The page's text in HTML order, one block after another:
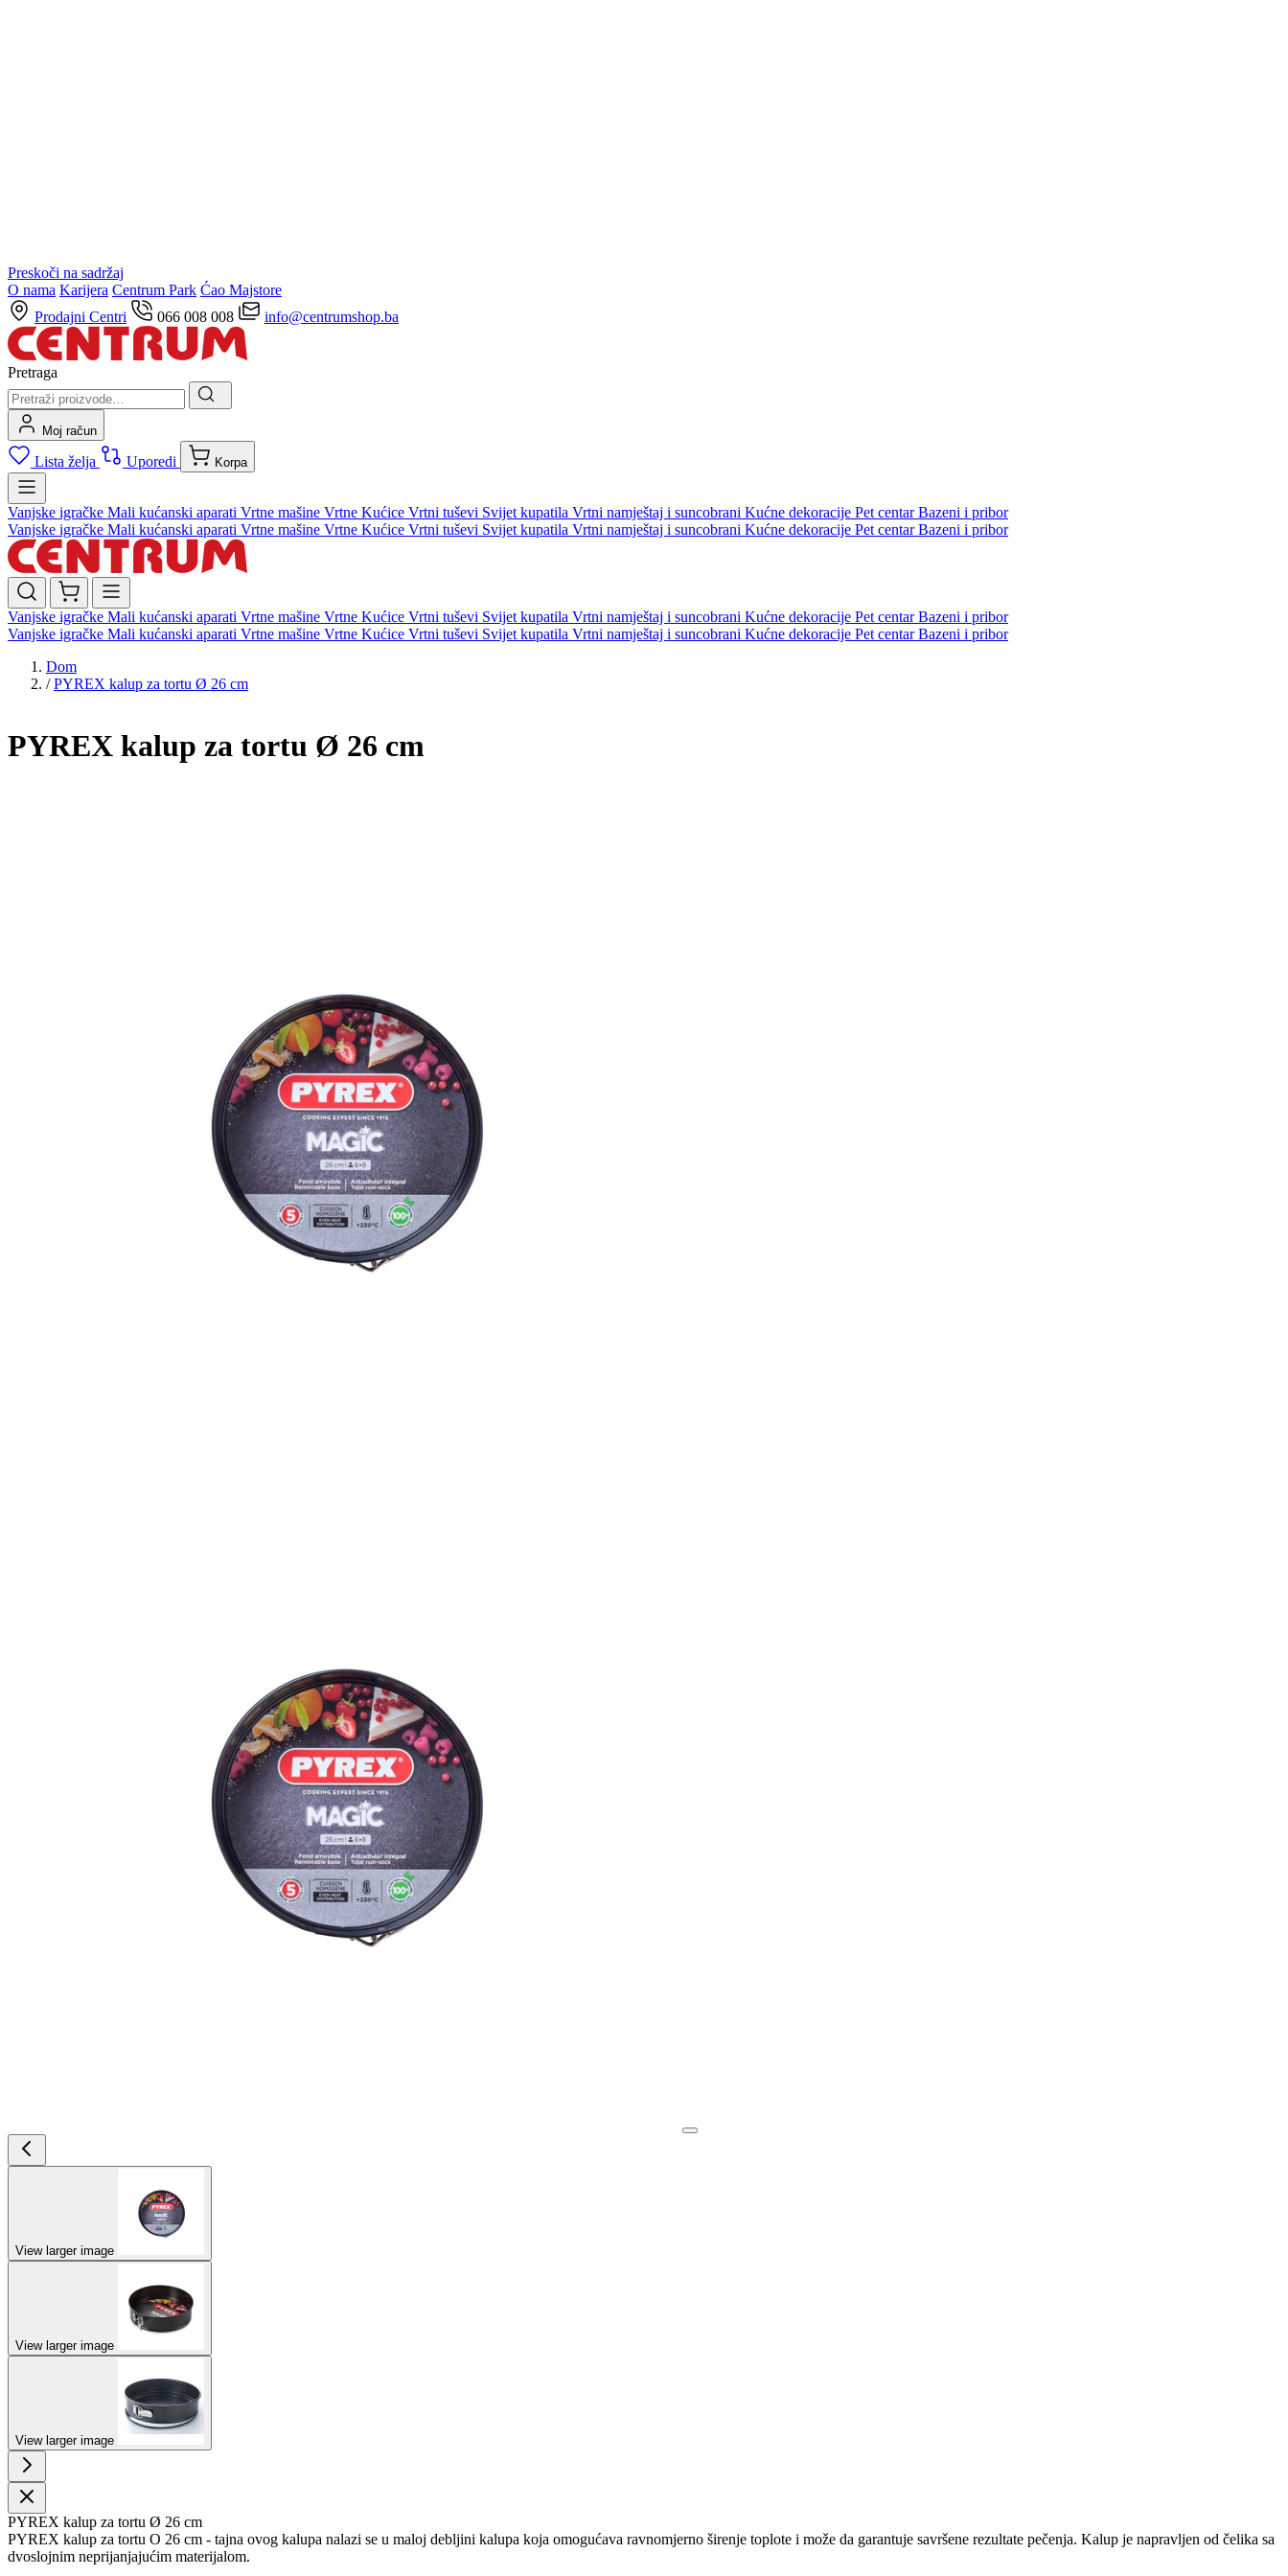
Preskoči na sadržaj
O nama Karijera Centrum Park Ćao Majstore
Prodajni Centri
066 008 008 info@centrumshop.ba
Pretraga
Moj račun
Lista želja Uporedi Korpa
Vanjske igračke Mali kućanski aparati Vrtne mašine Vrtne Kućice Vrtni tuševi Svijet kupatila Vrtni namještaj i suncobrani Kućne dekoracije Pet centarBazeni i pribor
Vanjske igračke Mali kućanski aparati Vrtne mašine Vrtne Kućice Vrtni tuševi Svijet kupatila Vrtni namještaj i suncobrani Kućne dekoracije Pet centarBazeni i pribor
Vanjske igračke Mali kućanski aparati Vrtne mašine Vrtne Kućice Vrtni tuševi Svijet kupatila Vrtni namještaj i suncobrani Kućne dekoracije Pet centarBazeni i pribor
Vanjske igračke Mali kućanski aparati Vrtne mašine Vrtne Kućice Vrtni tuševi Svijet kupatila Vrtni namještaj i suncobrani Kućne dekoracije Pet centarBazeni i pribor
Dom
/ PYREX kalup za tortu Ø 26 cm
PYREX kalup za tortu Ø 26 cm
View larger image
View larger image
View larger image
PYREX kalup za tortu Ø 26 cm
PYREX kalup za tortu O 26 cm - tajna ovog kalupa nalazi se u maloj debljini kalupa koja omogućava ravnomjerno širenje toplote i može da garantuje savršene rezultate pečenja. Kalup je napravljen od čelika sa
dvoslojnim neprijanjajućim materijalom.